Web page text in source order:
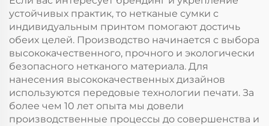
возможностью
нанесения логотипа
методом
термоперевода
устойчивых практик, то нетканые сумки с
индивидуальным принтом помогают достичь
обеих целей. Производство начинается с выбора
высококачественного, прочного и экологически
безопасного нетканого материала. Для
нанесения высококачественных дизайнов
используются передовые технологии печати. За
более чем 10 лет опыта мы довели
производственные процессы до совершенства и